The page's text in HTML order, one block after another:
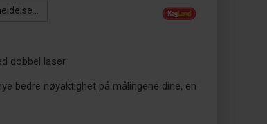
dobbel laser
bedre nøyaktighet på målingene dine, en